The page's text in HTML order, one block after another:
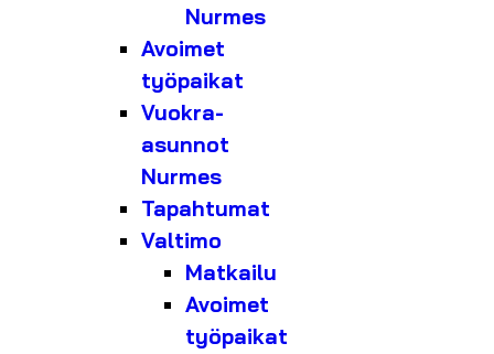
Nurmes
Avoimet
työpaikat
Vuokra-
asunnot
Nurmes
Tapahtumat
Valtimo
Matkailu
Avoimet
työpaikat